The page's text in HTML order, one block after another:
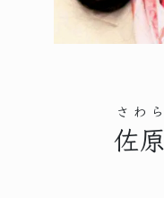
佐原
さわら